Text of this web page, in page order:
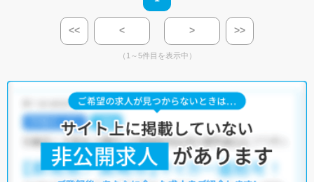
<< < > >>
（1～5件目を表示中）